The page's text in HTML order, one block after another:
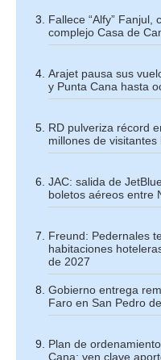
Fallece “Alfy” Fanjul,
complejo Casa de
Arajet pausa sus
y Punta Cana hasta
RD pulveriza récord
millones de visitantes
JAC: salida de
boletos aéreos entre
Freund: Pedernales
habitaciones
de 2027
Gobierno entrega
Faro en San Pedro
Plan de
Cana: ven clave